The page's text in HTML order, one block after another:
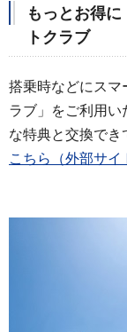
もっとお得
トクラブ
搭乗時などにスマ
ラブ」をご利用い
な特典と交換でき
こちら（外部サイ